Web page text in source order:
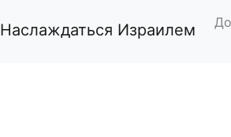
Наслаждаться Израилем